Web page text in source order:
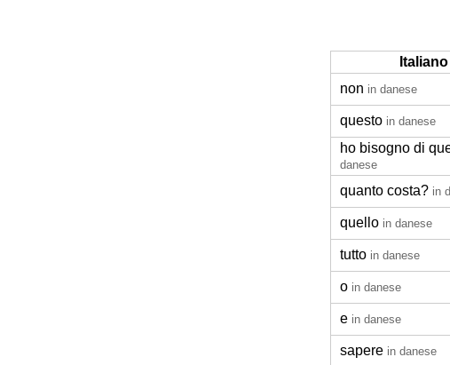
Italiano
non in danese
questo in danese
ho bisogno di
danese
quanto costa? in
quello in danese
tutto in danese
o in danese
e in danese
sapere in danese